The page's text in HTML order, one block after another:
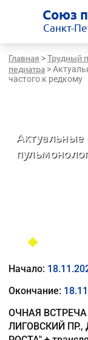
Союз
Санкт-
Главная >Трудный
педиатра >
частого к редкому
Актуальные
Начало:
Окончание:
ОЧНАЯ ВСТРЕЧА
ЛИГОВСКИЙ